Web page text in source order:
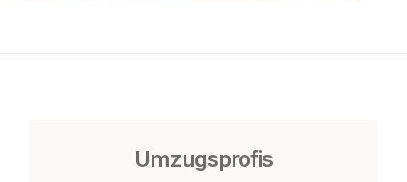
Umzugsprofis